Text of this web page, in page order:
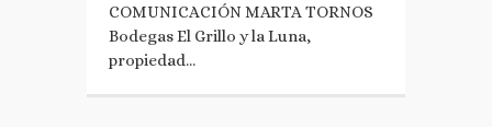
COMUNICACIÓN MARTA TORNOS
Bodegas El Grillo y la Luna,
propiedad…